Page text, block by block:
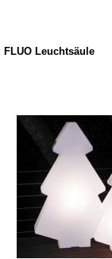
FLUO Leuchtsäule